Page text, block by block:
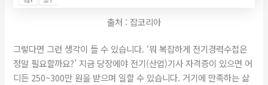
출처 : 잡코리아
그렇다면 그런 생각이 들 수 있습니다. ‘뭐 복잡하게 전기경력수첩은
정말 필요할까요?’ 지금 당장에야 전기(산업)기사 자격증이 있으면 어
디든 250~300만 원을 받으며 일할 수 있습니다. 거기에 만족하는 삶